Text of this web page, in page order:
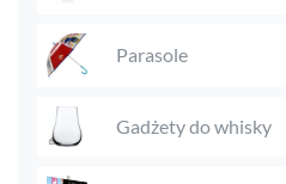
Parasole
Gadżety do whisky